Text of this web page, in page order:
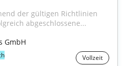
der gültigen Richtlinien
abgeschlossene...
GmbH
Vollzeit